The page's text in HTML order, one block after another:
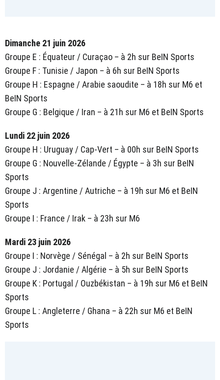
Dimanche 21 juin 2026
Groupe E : Équateur / Curaçao – à 2h sur BeIN Sports
Groupe F : Tunisie / Japon – à 6h sur BeIN Sports
Groupe H : Espagne / Arabie saoudite – à 18h sur M6 et
BeIN Sports
Groupe G : Belgique / Iran – à 21h sur M6 et BeIN Sports
Lundi 22 juin 2026
Groupe H : Uruguay / Cap-Vert – à 00h sur BeIN Sports
Groupe G : Nouvelle-Zélande / Égypte – à 3h sur BeIN
Sports
Groupe J : Argentine / Autriche – à 19h sur M6 et BeIN
Sports
Groupe I : France / Irak – à 23h sur M6
Mardi 23 juin 2026
Groupe I : Norvège / Sénégal – à 2h sur BeIN Sports
Groupe J : Jordanie / Algérie – à 5h sur BeIN Sports
Groupe K : Portugal / Ouzbékistan – à 19h sur M6 et BeIN
Sports
Groupe L : Angleterre / Ghana – à 22h sur M6 et BeIN
Sports